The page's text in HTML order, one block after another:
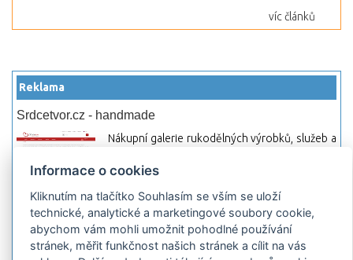
víc článků
Reklama
Srdcetvor.cz - handmade
Nákupní galerie rukodělných výrobků, služeb a
začít prodávat nebo jen nakupovat.
Hledej-hosting.cz - webhosting, VPS
hosting
Přehled webhostingových, multihosting a VPS
hosting programů s možností jejich
Informace o cookies
Kliknutím na tlačítko Souhlasím se vším se uloží
technické, analytické a marketingové soubory cookie,
abychom vám mohli umožnit pohodlné používání
stránek, měřit funkčnost našich stránek a cílit na vás